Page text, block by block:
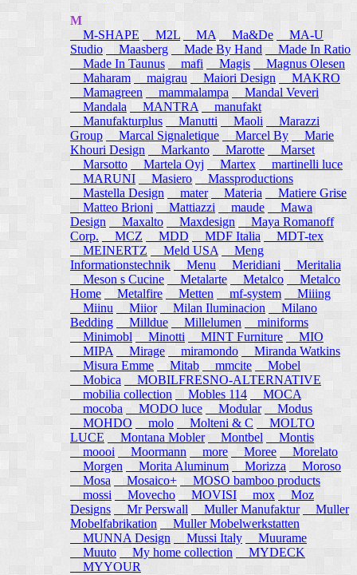
M
M-SHAPE
M2L MA Ma&De
MA-U
Studio
Maasberg Made By Hand
Made In Ratio
Made In Taunus
mafi Magis
Magnus Olesen
Maharam
maigrau Maiori Design
MAKRO
Mamagreen
mammalampa
Mandal Veveri
Mandala
MANTRA
manufakt
Manufakturplus
Manutti Maoli
Marazzi
Group
Marcal Signaletique Marcel By
Marie
Khouri Design
Markanto Marotte
Marset
Marsotto
Martela Oyj Martex
martinelli luce
MARUNI
Masiero
Massproductions
Mastella Design
mater Materia
Matiere Grise
Matteo Brioni
Mattiazzi maude
Mawa
Design
Maxalto Maxdesign
Maya Romanoff
Corp.
MCZ MDD MDF Italia
MDT-tex
MEINERTZ
Meld USA
Meng
Informationstechnik
Menu Meridiani
Meritalia
Meson s Cucine
Metalarte Metalco
Metalco
Home Metalfire Metten mf-system
Miiing
Miinu
Miior Milan Iluminacion
Milano
Bedding
Milldue Millelumen
miniforms
Minimobl Minotti MINT Furniture
MIO
MIPA
Mirage miramondo
Miranda Watkins
Misura Emme
Mitab mmcite
Mobel
Mobica
MOBILFRESNO-ALTERNATIVE
mobilia collection
Mobles 114
MOCA
mocoba
MODO luce Modular
Modus
MOHDO
molo Molteni & C
MOLTO
LUCE
Montana Mobler Montbel
Montis
moooi
Moormann more Moree
Morelato
Morgen
Morita Aluminum Morizza
Moroso
Mosa
Mosaico+
MOSO bamboo products
mossi
Movecho MOVISI mox
Moz
Designs
Mr Perswall Muller Manufaktur
Muller
Mobelfabrikation
Muller Mobelwerkstatten
MUNNA Design
Mussi Italy
Muurame
Muuto My home collection
MYDECK
MYYOUR